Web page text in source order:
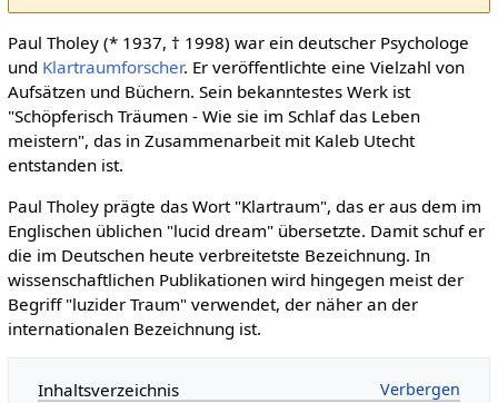
Paul Tholey (* 1937, † 1998) war ein deutscher Psychologe
und Klartraumforscher. Er veröffentlichte eine Vielzahl von
Aufsätzen und Büchern. Sein bekanntestes Werk ist
"Schöpferisch Träumen - Wie sie im Schlaf das Leben
meistern", das in Zusammenarbeit mit Kaleb Utecht
entstanden ist.
Paul Tholey prägte das Wort "Klartraum", das er aus dem im
Englischen üblichen "lucid dream" übersetzte. Damit schuf er
die im Deutschen heute verbreitetste Bezeichnung. In
wissenschaftlichen Publikationen wird hingegen meist der
Begriff "luzider Traum" verwendet, der näher an der
internationalen Bezeichnung ist.
Inhaltsverzeichnis